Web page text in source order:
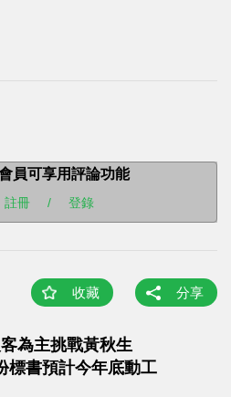
員可享用評論功能
註冊 / 登錄
收藏 分享
為主挑戰黃秋生
標書預計今年底動工